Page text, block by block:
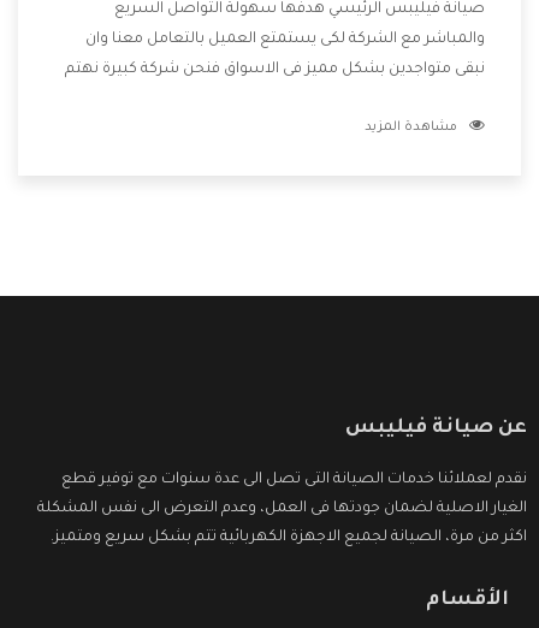
صيانة فيليبس الرئيسي هدفها سهولة التواصل السريع
والمباشر مع الشركة لكى يستمتع العميل بالتعامل معنا وان
نبقى متواجدين بشكل مميز فى الاسواق فنحن شركة كبيرة نهتم
الشركة بها والتى تكون منها خدمة الصيانة التى تكون من أهم
مشاهدة المزيد
عن صيانة فيليبس
نقدم لعملائنا خدمات الصيانة التى تصل الى عدة سنوات مع توفير قطع
الغيار الاصلية لضمان جودتها فى العمل، وعدم التعرض الى نفس المشكلة
اكثر من مرة، الصيانة لجميع الاجهزة الكهربائية تتم بشكل سريع ومتميز.
الأقسام